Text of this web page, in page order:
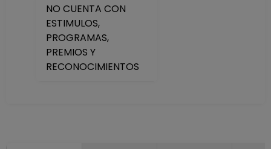
NO CUENTA CON
ESTIMULOS,
PROGRAMAS,
PREMIOS Y
RECONOCIMIENTOS